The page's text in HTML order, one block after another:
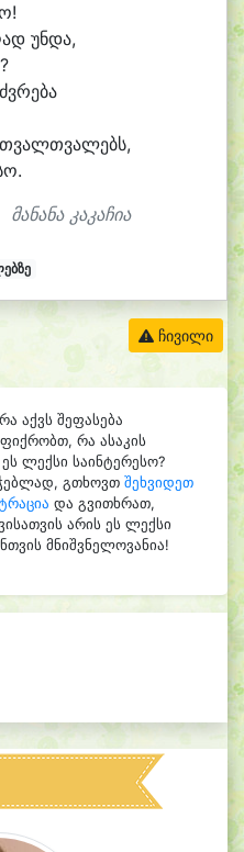
უნდა,
რება
ვალთვალებს,
მანანა კაკაჩია
ჩივილი
აქვს შეფასება
რა ასაკის
ლექსი საინტერესო?
გთხოვთ შეხვიდეთ
და გვითხრათ,
არის ეს ლექსი
მნიშვნელოვანია!